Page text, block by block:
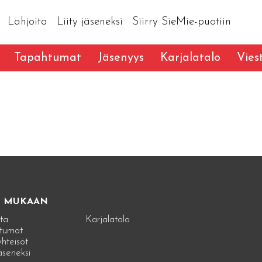
Lahjoita Liity jäseneksi Siirry SieMie-puotiin
Tapahtumat Jäsenyys Karjalatalo
MUKAAN
Karjalatalo